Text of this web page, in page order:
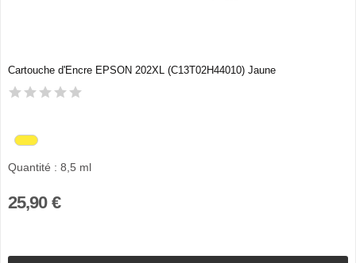
Cartouche d'Encre EPSON 202XL (C13T02H44010) Jaune
Quantité : 8,5 ml
25,90 €